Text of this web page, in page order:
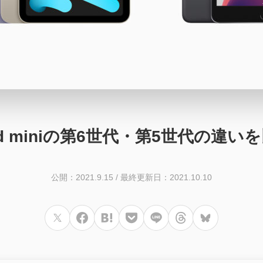
miniの第6世代・第5世代の違い
公開：2021.9.15 / 最終更新日：2021.10.10